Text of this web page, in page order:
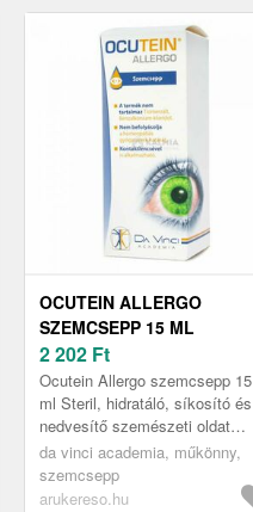
OCUTEIN ALLERGO
SZEMCSEPP 15 ML
2 202 Ft
Ocutein Allergo szemcsepp 15
ml Steril, hidratáló, síkosító és
nedvesítő szemészeti oldat
folyékony olasz szalmagyopár
kivonattal. Segít az allergi...
da vinci academia, műkönny,
szemcsepp
arukereso.hu